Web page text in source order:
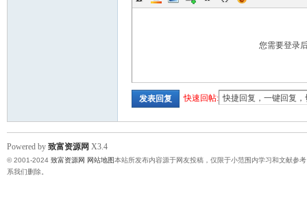
您需要登录
发表回复 快速回帖:
Powered by 致富资源网 X3.4
© 2001-2024 致富资源网 网站地图本站所发布内容源于网友投稿，仅限于小范围内学习和文献参
系我们删除。